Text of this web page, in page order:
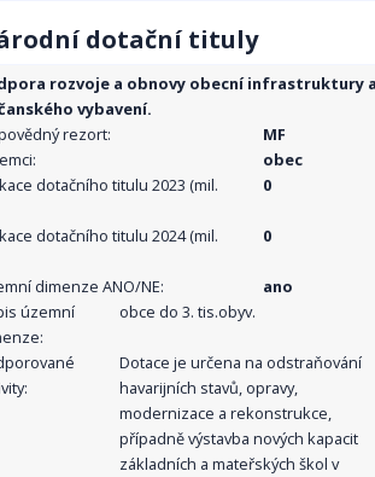
dotační tituly
rozvoje a obnovy obecní infrastruktury
vybavení.
rezort:
MF
obec
dotačního titulu 2023 (mil.
0
dotačního titulu 2024 (mil.
0
dimenze ANO/NE:
ano
územní
obce do 3. tis.obyv.
Dotace je určena na odstraňování
havarijních stavů, opravy,
modernizace a rekonstrukce,
případně výstavba nových kapacit
základních a mateřských škol v